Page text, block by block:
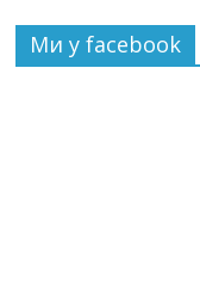
Ми у facebook